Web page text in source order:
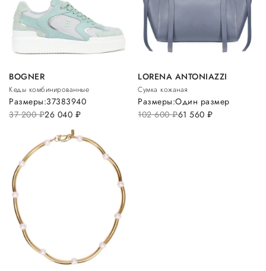
BOGNER
Кеды комбинированные
37 200руб.26 040 руб.
Размеры:37383940
LORENA ANTONIAZZI
Сумка кожаная
102 600руб.61 560руб.
Размеры:Один размер